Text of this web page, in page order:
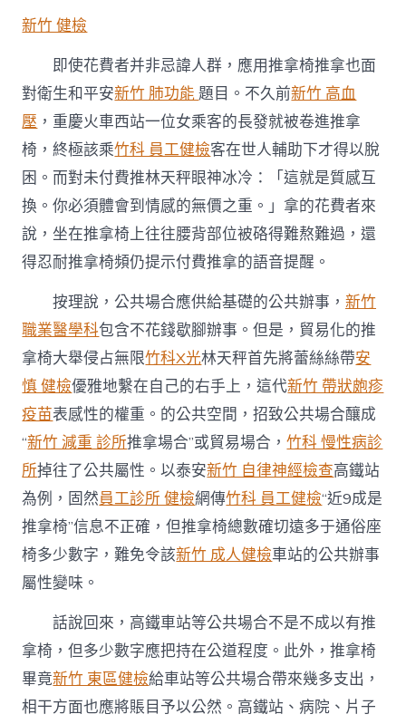
新竹 健檢
即使花費者并非忌諱人群，應用推拿椅推拿也面
對衛生和平安新竹 肺功能題目。不久前新竹 高血
壓 ，重慶火車西站一位女乘客的長發就被卷進推拿
椅，終極該乘竹科 員工健檢客在世人輔助下才得以脫
困。而對未付費推林天秤眼神冰冷：「這就是質感互
換。你必須體會到情感的無價之重。」拿的花費者來
說，坐在推拿椅上往往腰背部位被硌得難熬難過，還
得忍耐推拿椅頻仍提示付費推拿的語音提醒。
按理說，公共場合應供給基礎的公共辦事，新竹
職業醫學科包含不花錢歇腳辦事。但是，貿易化的推
拿椅大舉侵占無限竹科X光林天秤首先將蕾絲絲帶安
慎 健檢優雅地繫在自己的右手上，這代新竹 帶狀皰疹
疫苗表感性的權重。的公共空間，招致公共場合釀成
“新竹 減重 診所推拿場合”或貿易場合，竹科 慢性病診
所掉往了公共屬性。以泰安新竹 自律神經檢查高鐵站
為例，固然員工診所 健檢網傳竹科 員工健檢“近9成是
推拿椅”信息不正確，但推拿椅總數確切遠多于通俗座
椅多少數字，難免令該新竹 成人健檢車站的公共辦事
屬性變味。
話說回來，高鐵車站等公共場合不是不成以有推
拿椅，但多少數字應把持在公道程度。此外，推拿椅
畢竟新竹 東區健檢給車站等公共場合帶來幾多支出，
相干方面也應將賬目予以公然。高鐵站、病院、片子